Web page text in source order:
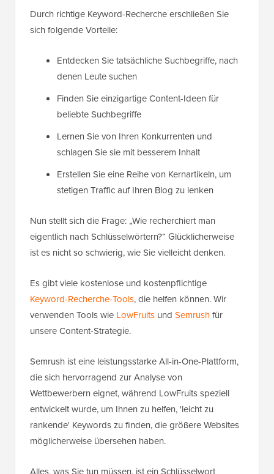
Durch richtige Keyword-Recherche erschließen Sie
sich folgende Vorteile:
Entdecken Sie tatsächliche Suchbegriffe, nach
denen Leute suchen
Finden Sie einzigartige Content-Ideen für
beliebte Suchbegriffe
Lernen Sie von Ihren Konkurrenten und
schlagen Sie sie mit besserem Inhalt
Erstellen Sie eine Reihe von Kernartikeln, um
stetigen Traffic auf Ihren Blog zu lenken
Nun stellt sich die Frage: „Wie recherchiert man
eigentlich nach Schlüsselwörtern?“ Glücklicherweise
ist es nicht so schwierig, wie Sie vielleicht denken.
Es gibt viele kostenlose und kostenpflichtige
Keyword-Recherche-Tools, die helfen können. Wir
verwenden Tools wie LowFruits und Semrushfür
unsere Content-Strategie.
Semrush ist eine leistungsstarke All-in-One-Plattform,
die sich hervorragend zur Analyse von
Wettbewerbern eignet, während LowFruits speziell
entwickelt wurde, um Ihnen zu helfen, 'leicht zu
rankende' Keywords zu finden, die größere Websites
möglicherweise übersehen haben.
Alles, was Sie tun müssen, ist ein Schlüsselwort